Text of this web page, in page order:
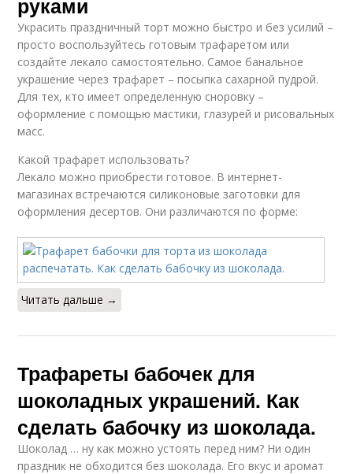
Украсить праздничный торт можно быстро и без усилий –
просто воспользуйтесь готовым трафаретом или
создайте лекало самостоятельно. Самое банальное
украшение через трафарет – посыпка сахарной пудрой.
Для тех, кто имеет определенную сноровку –
оформление с помощью мастики, глазурей и рисовальных
масс.
Какой трафарет использовать?
Лекало можно приобрести готовое. В интернет-
магазинах встречаются силиконовые заготовки для
оформления десертов. Они различаются по форме:
Читать дальше →
Трафареты бабочек для
шоколадных украшений. Как
сделать бабочку из шоколада.
Шоколад … ну как можно устоять перед ним? Ни один
праздник не обходится без шоколада. Его вкус и аромат